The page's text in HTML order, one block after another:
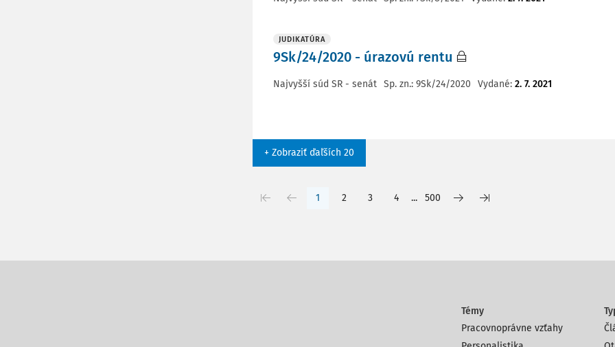
JUDIKATÚRA
9Sk/24/2020 - úrazovú rentu
Najvyšší súd SR - senát Sp. zn.: 9Sk/24/2020 Vydané: 2. 7. 2021
+ Zobraziť ďaľších 20
1 2 3 4 ... 500
Témy
Pracovnoprávne vzťahy